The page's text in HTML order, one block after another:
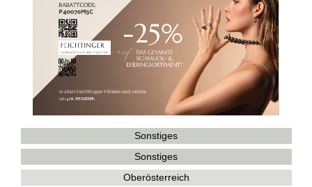
Sonstiges
Sonstiges
Oberösterreich